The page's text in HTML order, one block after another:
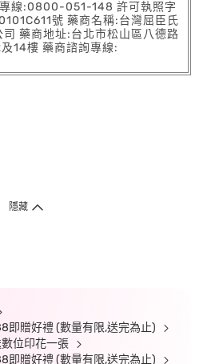
線:0800-051-148 許可執照字
號 藥商名稱:台灣屈臣氏
藥商地址:台北市松山區八德路
14樓 藥商諮詢專線:
隱藏
即贈好禮 (數量有限,送完為止)
位印花一張
即贈好禮 (數量有限,送完為止)